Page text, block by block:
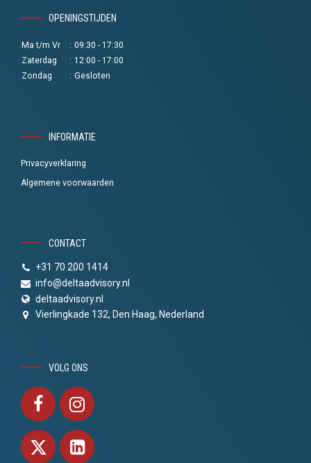
OPENINGSTIJDEN
Ma t/m Vr : 09:30 - 17:30
Zaterdag
: 12:00 - 17:00
Zondag
: Gesloten
INFORMATIE
Privacyverklaring
Algemene voorwaarden
CONTACT
+31 70 200 1414
info@deltaadvisory.nl
deltaadvisory.nl
Vierlingkade 132, Den Haag, Nederland
VOLG ONS